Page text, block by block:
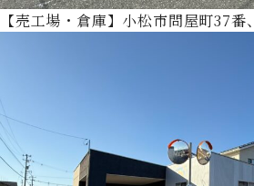
【売工場・倉庫】小松市問屋町37番